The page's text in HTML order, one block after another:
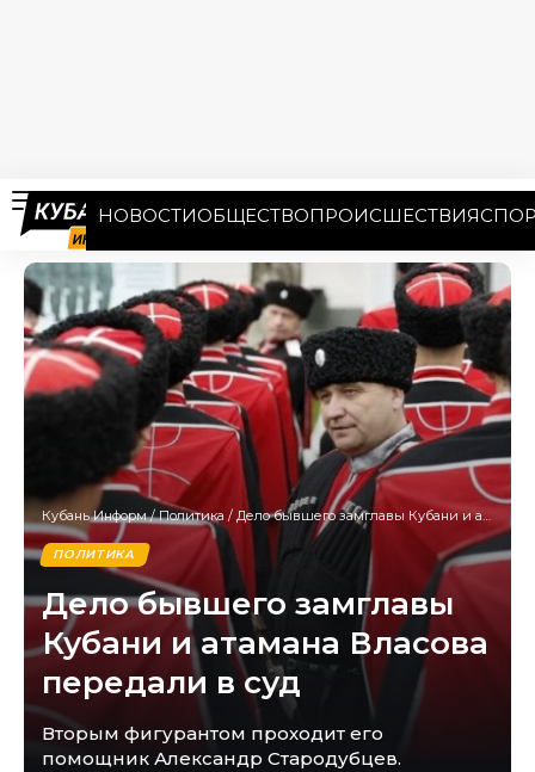
НОВОСТИОБЩЕСТВОПРОИСШЕСТВИЯ
Кубань Информ/Политика / Дело бывшего замглавы Кубани и атамана Власова передали в суд
ПОЛИТИКА
Дело бывшего замглавы
Кубани и атамана Власова
передали в суд
Вторым фигурантом проходит его
помощник Александр Стародубцев.